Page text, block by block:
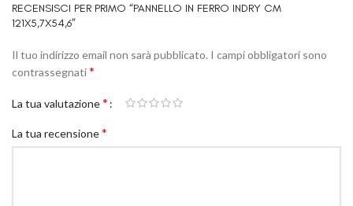
RECENSISCI PER PRIMO “PANNELLO IN FERRO INDRY CM
121X5,7X54,6”
Il tuo indirizzo email non sarà pubblicato. I campi obbligatori sono
contrassegnati*
La tua valutazione*
La tua recensione*